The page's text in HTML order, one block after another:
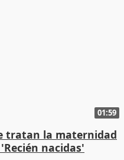
01:59
tratan la maternidad
nacidas'